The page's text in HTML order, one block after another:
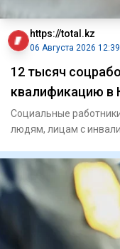
https://total.kz
06 Августа 2026 12:39
12 тысяч
квалификацию в
Социальные
людям, лицам с